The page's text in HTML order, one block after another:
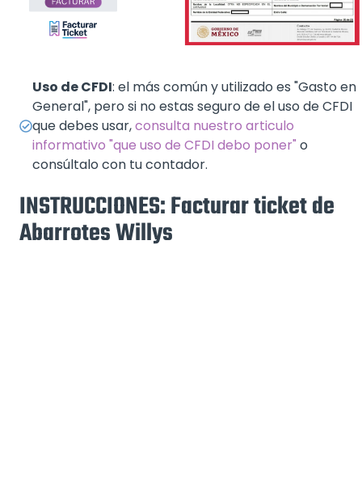
Uso de CFDI: el más común y utilizado es "Gasto en
General", pero si no estas seguro de el uso de CFDI
que debes usar,consulta nuestro articulo
informativo "que uso de CFDI debo poner" o
consúltalo con tu contador.
INSTRUCCIONES: Facturar ticket de
Abarrotes Willys